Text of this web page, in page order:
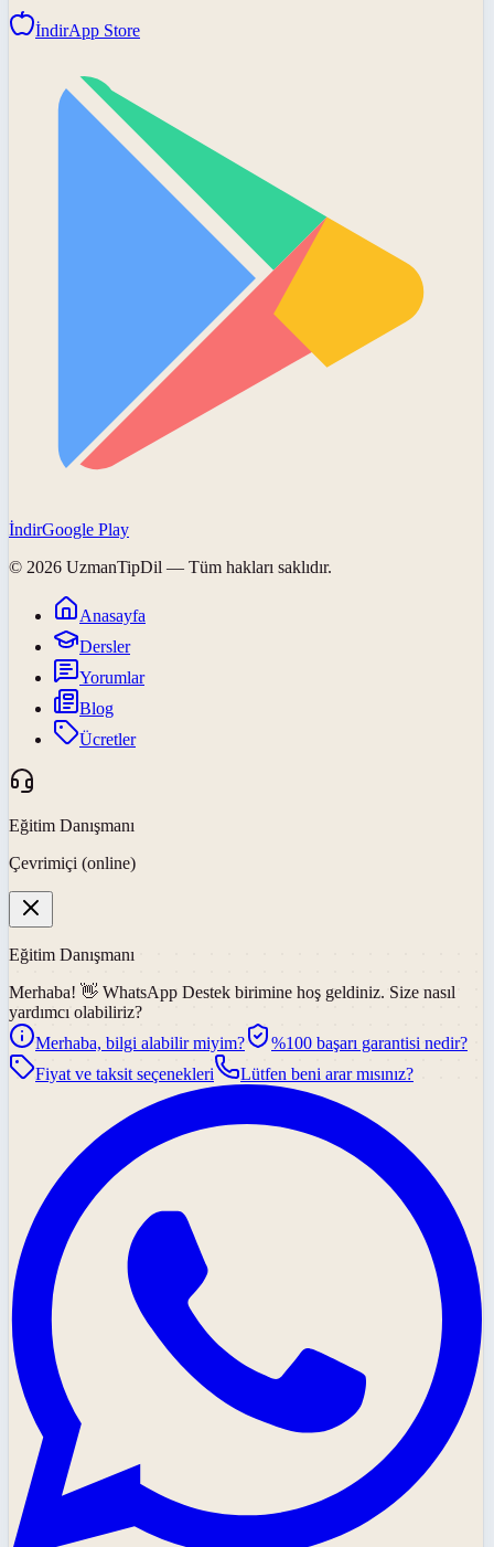
İndirApp Store
İndirGoogle Play
© 2026 UzmanTipDil — Tüm hakları saklıdır.
Anasayfa
Dersler
Yorumlar
Blog
Ücretler
Eğitim Danışmanı
Çevrimiçi (online)
Eğitim Danışmanı
Merhaba! 👋 WhatsApp Destek birimine hoş geldiniz. Size nasıl
yardımcı olabiliriz?
Merhaba, bilgi alabilir miyim?
%100 başarı garantisi nedir?
Fiyat ve taksit seçenekleri
Lütfen beni arar mısınız?